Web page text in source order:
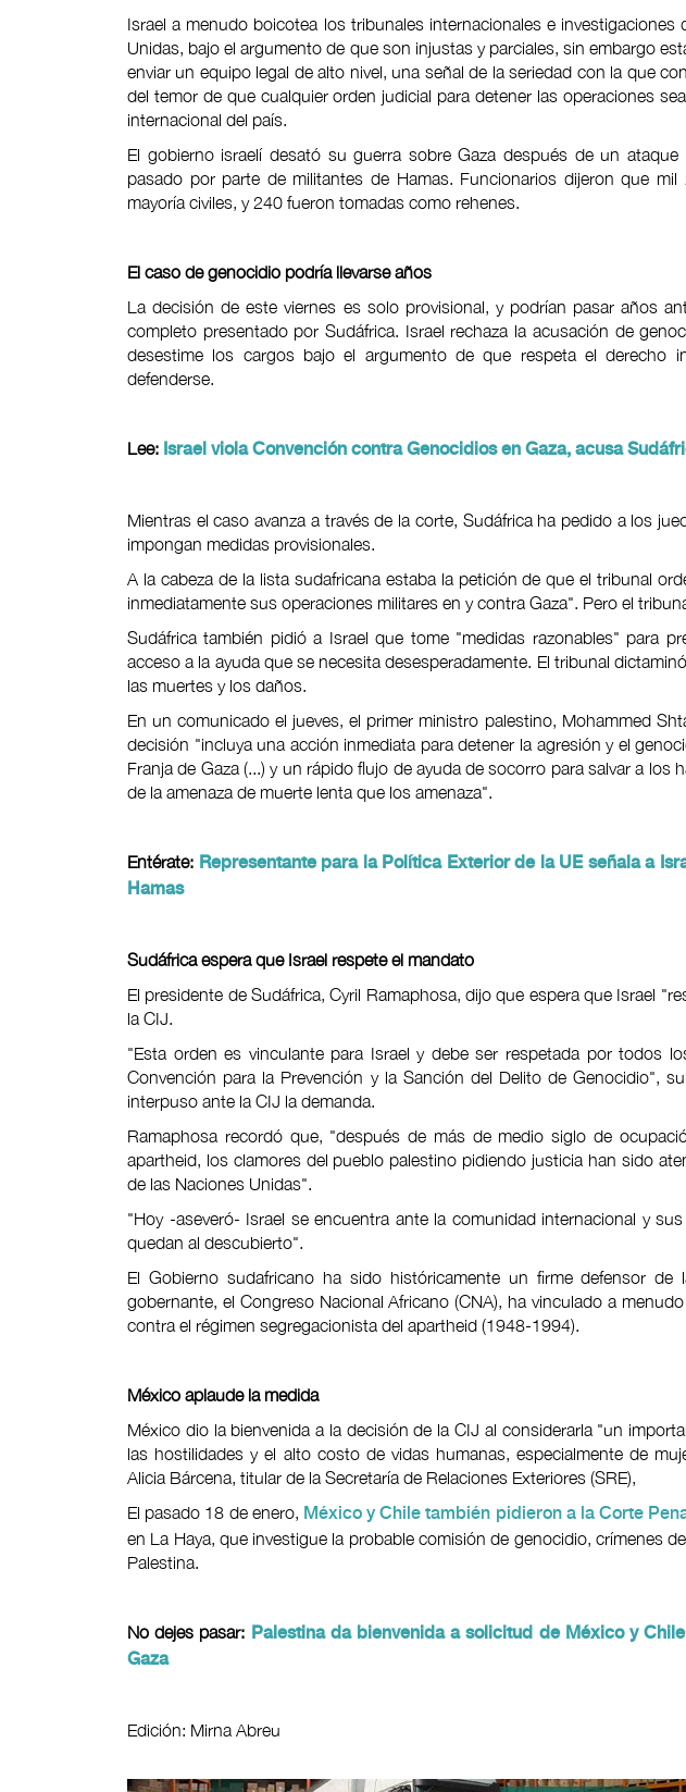
Israel a menudo boicotea los tribunales internacionales e investigaciones
Unidas, bajo el argumento de que son injustas y parciales, sin embargo
enviar un equipo legal de alto nivel, una señal de la seriedad con la que
del temor de que cualquier orden judicial para detener las operaciones
internacional del país.
El gobierno israelí desató su guerra sobre Gaza después de un
pasado por parte de militantes de Hamas. Funcionarios dijeron que
mayoría civiles, y 240 fueron tomadas como rehenes.
El caso de genocidio podría llevarse años
La decisión de este viernes es solo provisional, y podrían pasar años
completo presentado por Sudáfrica. Israel rechaza la acusación de
desestime los cargos bajo el argumento de que respeta el derecho
defenderse.
Lee: Israel viola Convención contra Genocidios en Gaza, acusa
Mientras el caso avanza a través de la corte, Sudáfrica ha pedido a los
impongan medidas provisionales.
A la cabeza de la lista sudafricana estaba la petición de que el tribunal
inmediatamente sus operaciones militares en y contra Gaza". Pero el
Sudáfrica también pidió a Israel que tome "medidas razonables" para
acceso a la ayuda que se necesita desesperadamente. El tribunal
las muertes y los daños.
En un comunicado el jueves, el primer ministro palestino, Mohammed
decisión "incluya una acción inmediata para detener la agresión y el
Franja de Gaza (...) y un rápido flujo de ayuda de socorro para salvar a los
de la amenaza de muerte lenta que los amenaza".
Entérate: Representante para la Política Exterior de la UE señala a
Hamas
Sudáfrica espera que Israel respete el mandato
El presidente de Sudáfrica, Cyril Ramaphosa, dijo que espera que Israel
la CIJ.
"Esta orden es vinculante para Israel y debe ser respetada por todos
Convención para la Prevención y la Sanción del Delito de Genocidio",
interpuso ante la CIJ la demanda.
Ramaphosa recordó que, "después de más de medio siglo de
apartheid, los clamores del pueblo palestino pidiendo justicia han sido
de las Naciones Unidas".
"Hoy -aseveró- Israel se encuentra ante la comunidad internacional y
quedan al descubierto".
El Gobierno sudafricano ha sido históricamente un firme defensor
gobernante, el Congreso Nacional Africano (CNA), ha vinculado a
contra el régimen segregacionista del apartheid (1948-1994).
México aplaude la medida
México dio la bienvenida a la decisión de la CIJ al considerarla "un
las hostilidades y el alto costo de vidas humanas, especialmente de
Alicia Bárcena, titular de la Secretaría de Relaciones Exteriores (SRE),
El pasado 18 de enero, México y Chile también pidieron a la Corte
en La Haya, que investigue la probable comisión de genocidio, crímenes
Palestina.
No dejes pasar: Palestina da bienvenida a solicitud de México y
Gaza
Edición: Mirna Abreu